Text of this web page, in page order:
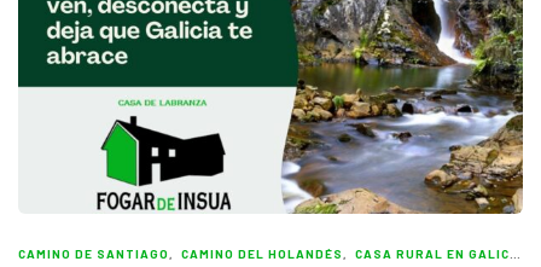
CAMINO DE SANTIAGO CAMINO DEL HOLANDÉS CASA RURAL EN GALICIA